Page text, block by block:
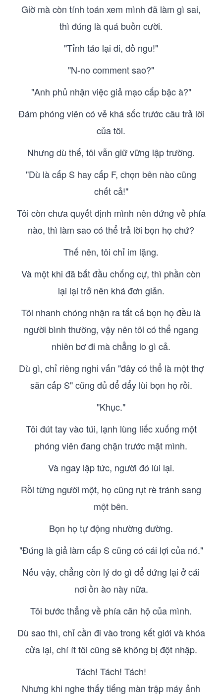
Giờ mà còn tính toán xem mình đã làm gì sai,
thì đúng là quá buồn cười.
"Tỉnh táo lại đi, đồ ngu!"
"N-no comment sao?"
"Anh phủ nhận việc giả mạo cấp bậc à?"
Đám phóng viên có vẻ khá sốc trước câu trả lời
của tôi.
Nhưng dù thế, tôi vẫn giữ vững lập trường.
"Dù là cấp S hay cấp F, chọn bên nào cũng
chết cả!"
Tôi còn chưa quyết định mình nên đứng về phía
nào, thì làm sao có thể trả lời bọn họ chứ?
Thế nên, tôi chỉ im lặng.
Và một khi đã bắt đầu chống cự, thì phần còn
lại lại trở nên khá đơn giản.
Tôi nhanh chóng nhận ra tất cả bọn họ đều là
người bình thường, vậy nên tôi có thể ngang
nhiên bơ đi mà chẳng lo gì cả.
Dù gì, chỉ riêng nghi vấn "đây có thể là một thợ
săn cấp S" cũng đủ để đẩy lùi bọn họ rồi.
"Khục."
Tôi đút tay vào túi, lạnh lùng liếc xuống một
phóng viên đang chặn trước mặt mình.
Và ngay lập tức, người đó lùi lại.
Rồi từng người một, họ cũng rụt rè tránh sang
một bên.
Bọn họ tự động nhường đường.
"Đúng là giả làm cấp S cũng có cái lợi của nó."
Nếu vậy, chẳng còn lý do gì để đứng lại ở cái
nơi ồn ào này nữa.
Tôi bước thẳng về phía căn hộ của mình.
Dù sao thì, chỉ cần đi vào trong kết giới và khóa
cửa lại, chí ít tôi cũng sẽ không bị đột nhập.
Tách! Tách! Tách!
Nhưng khi nghe thấy tiếng màn trập máy ảnh